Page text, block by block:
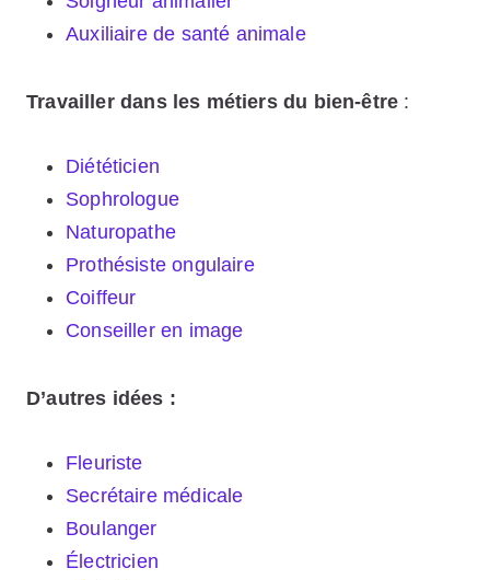
Auxiliaire de santé animale
Travailler dans les métiers du bien-être :
Diététicien
Sophrologue
Naturopathe
Prothésiste ongulaire
Coiffeur
Conseiller en image
D’autres idées :
Fleuriste
Secrétaire médicale
Boulanger
Électricien